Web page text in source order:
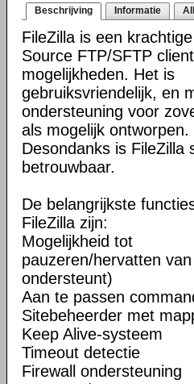
Beschrijving Informatie
FileZilla is een
Source FTP/SFTP
mogelijkheden. Het is
gebruiksvriendelijk, en
ondersteuning voor
als mogelijk ontworpen.
Desondanks is FileZilla
betrouwbaar.
De belangrijkste
FileZilla zijn:
Mogelijkheid tot
pauzeren/hervatten
ondersteunt)
Aan te passen
Sitebeheerder met
Keep Alive-systeem
Timeout detectie
Firewall ondersteuning